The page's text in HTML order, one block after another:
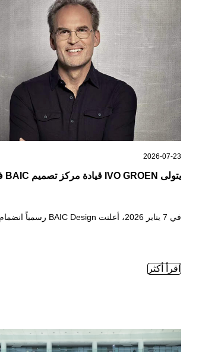
2026-07-23
يتولى ‎IVO GROEN‎ قيادة مركز تصميم ‎BAIC‎ في أوروبا، موسّعاً خريطة التصميم العالمية لـ‎BAIC‎
في ‎7‎ يناير ‎2026‎، أعلنت ‎BAIC Design‎ رسمياً انضمام مصمم السيارات الهولندي المخضرم ‎Ivo Groen‎ إلى فريقها، ليتولى منصب مدير تصميم مركز تصميم ‎BAIC‎ في أوروبا
يتولى ‎Ivo Groen‎ قيادة مركز تصميم ‎BAIC‎ في أوروبا، موسّعاً خريطة التصميم العالمية لـ‎BAIC‎ —
اقرأ أكثر